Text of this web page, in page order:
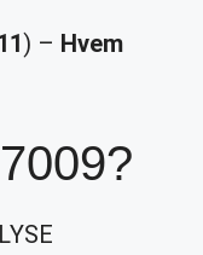
) – Hvem